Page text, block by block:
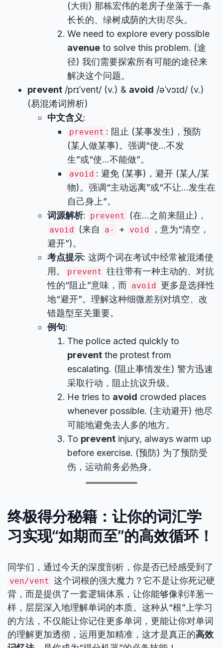
(大街) 那栋宏伟的老房子坐落于一条
长长的、绿树成荫的大街尽头。
We need to explore every possible
avenue to solve this problem. (途
径) 我们需要探索所有可能的途径来
解决这个问题。
prevent /prɪˈvent/ (v.) & avoid /əˈvɔɪd/ (v.)
(易混淆词辨析)
中文含义:
prevent : 阻止 (某事发生)，预防
(某人做某事)。强调“使…不发
生”或“使…不能做”。
avoid : 避免 (某事)，避开 (某人/某
物)。强调“主动远离”或“不让…发生在
自己身上”。
词源解析: prevent (在…之前来阻止)，
avoid (来自 a- + void
，意为“清空，
避开”)。
考点提示: 这两个词在考试中经常被混淆使
用。
prevent 往往带有一种主动的、对抗
性的“阻止”意味，而 avoid 更多是选择性
地“避开”。理解这种细微差别对填空、改
错题型至关重要。
例句:
The police acted quickly to
prevent the protest from
escalating. (阻止事情发生) 警方迅速
采取行动，阻止抗议升级。
He tries to avoid crowded places
whenever possible. (主动避开) 他尽
可能地避免去人多的地方。
To prevent injury, always warm up
before exercise. (预防) 为了预防受
伤，运动前务必热身。
终极得分秘籍：让你的词汇学
习实现“如期而至”的高效循环！
同学们，通过今天的深度剖析，你是否已经感受到了
ven/vent 这个词根的强大魔力？它不是让你死记硬
背，而是提供了一套逻辑体系，让你能够像剥洋葱一
样，层层深入地理解单词的本质。这种从“根”上学习
的方法，不仅能让你记住更多单词，更能让你对单词
的理解更加透彻，运用更加精准，这才是真正的高效